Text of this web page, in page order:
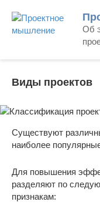
content
Об
Виды проектов
Существуют
наиболее
Для повышения
разделяют по
признакам: